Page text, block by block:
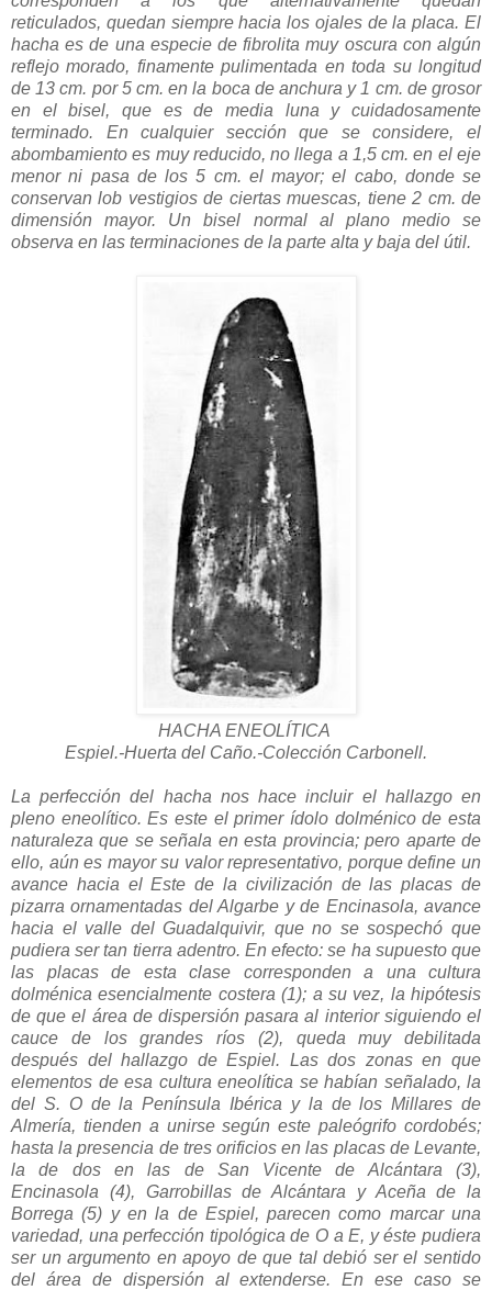
reticulados, quedan siempre hacia los ojales de la placa. El
hacha es de una especie de fibrolita muy oscura con algún
reflejo morado, finamente pulimentada en toda su longitud
de 13 cm. por 5 cm. en la boca de anchura y 1 cm. de grosor
en el bisel, que es de media luna y cuidadosamente
terminado. En cualquier sección que se considere, el
abombamiento es muy reducido, no llega a 1,5 cm. en el eje
menor ni pasa de los 5 cm. el mayor; el cabo, donde se
conservan lob vestigios de ciertas muescas, tiene 2 cm. de
dimensión mayor. Un bisel normal al plano medio se
observa en las terminaciones de la parte alta y baja del útil.
HACHA ENEOLÍTICA
Espiel.-Huerta del Caño.-Colección Carbonell.
La perfección del hacha nos hace incluir el hallazgo en
pleno eneolítico. Es este el primer ídolo dolménico de esta
naturaleza que se señala en esta provincia; pero aparte de
ello, aún es mayor su valor representativo, porque define un
avance hacia el Este de la civilización de las placas de
pizarra ornamentadas del Algarbe y de Encinasola, avance
hacia el valle del Guadalquivir, que no se sospechó que
pudiera ser tan tierra adentro. En efecto: se ha supuesto que
las placas de esta clase corresponden a una cultura
dolménica esencialmente costera (1); a su vez, la hipótesis
de que el área de dispersión pasara al interior siguiendo el
cauce de los grandes ríos (2), queda muy debilitada
después del hallazgo de Espiel. Las dos zonas en que
elementos de esa cultura eneolítica se habían señalado, la
del S. O de la Península Ibérica y la de los Millares de
Almería, tienden a unirse según este paleógrifo cordobés;
hasta la presencia de tres orificios en las placas de Levante,
la de dos en las de San Vicente de Alcántara (3),
Encinasola (4), Garrobillas de Alcántara y Aceña de la
Borrega (5) y en la de Espiel, parecen como marcar una
variedad, una perfección tipológica de O a E, y éste pudiera
ser un argumento en apoyo de que tal debió ser el sentido
del área de dispersión al extenderse. En ese caso se